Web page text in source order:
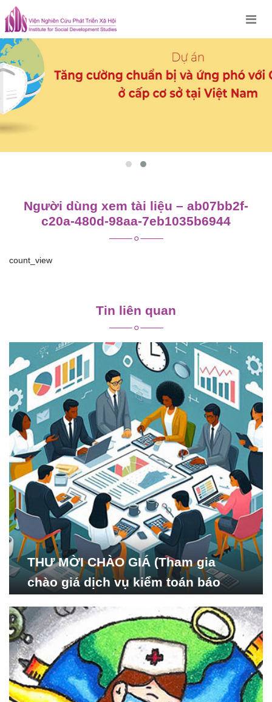
Skip
to
content
Người dùng xem tài liệu – ab07bb2f-
c20a-480d-98aa-7eb1035b6944
count_view
viết
Tin liên quan
THƯ MỜI CHÀO GIÁ (Tham gia
chào giá dịch vụ kiểm toán báo
Nghiên cứu Phát triển Xã
hội_ISDS)